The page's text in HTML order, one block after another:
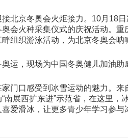
北京冬奥会火炬接力。10月18
会火种采集仪式的庆祝活动。
组织游泳活动，为北京冬奥会呐
运，现场为中国冬奥健儿加油助
门口感受到冰雪运动的魅力。
南展西扩东进”示范省，在这里
爱滑冰，让更多青少年学习参与